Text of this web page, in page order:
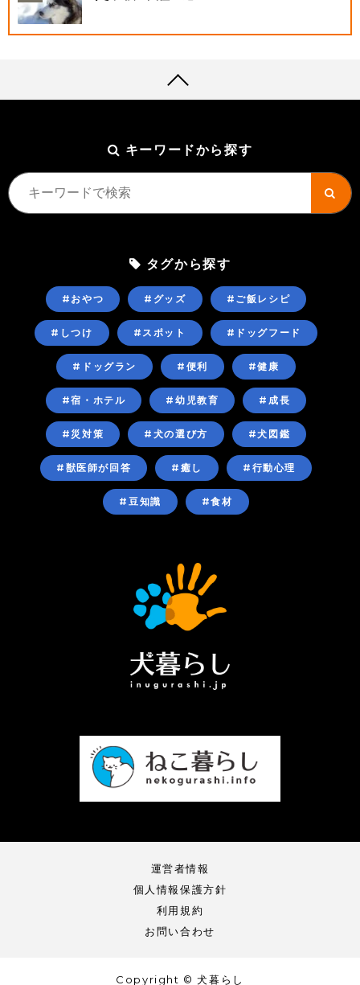
キーワードから探す
タグから探す
#おやつ #グッズ #ご飯レシピ
#しつけ #スポット #ドッグフード
#ドッグラン #便利 #健康
#宿・ホテル #幼児教育 #成長
#災対策 #犬の選び方 #犬図鑑
#獣医師が回答 #癒し #行動心理
#豆知識 #食材
運営者情報
個人情報保護方針
利用規約
お問い合わせ
Copyright © 犬暮らし